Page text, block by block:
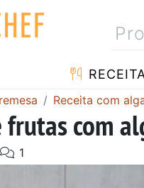
Receita com
com